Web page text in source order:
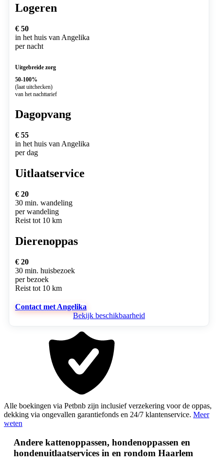
Logeren
€ 50
in het huis van Angelika
per nacht
Uitgebreide zorg
50-100%
(laat uitchecken)
van het nachttarief
Dagopvang
€ 55
in het huis van Angelika
per dag
Uitlaatservice
€ 20
30 min. wandeling
per wandeling
Reist tot 10 km
Dierenoppas
€ 20
30 min. huisbezoek
per bezoek
Reist tot 10 km
Contact met Angelika
Bekijk beschikbaarheid
Alle boekingen via Petbnb zijn inclusief verzekering voor de oppas,
dekking via ongevallen garantiefonds en 24/7 klantenservice. Meer
weten
Andere kattenoppassen, hondenoppassen en
hondenuitlaatservices in en rondom Haarlem